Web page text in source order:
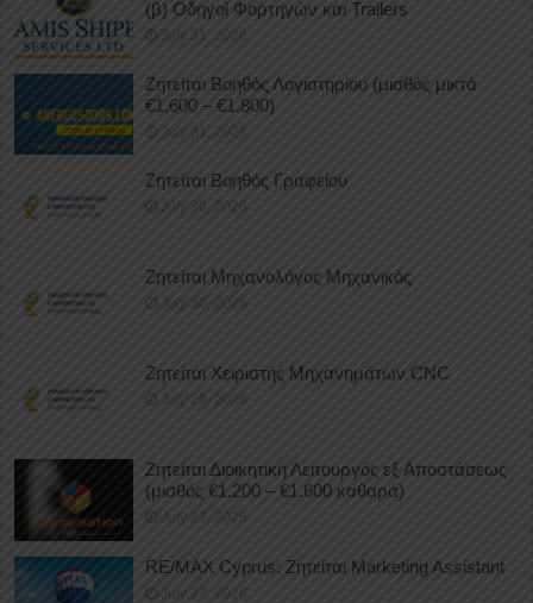
(β) Οδηγοί Φορτηγών και Trailers
July 31, 2026
Ζητείται Βοηθός Λογιστηρίου (μισθός μικτά
€1.600 – €1.800)
July 31, 2026
Ζητείται Βοηθός Γραφείου
July 30, 2026
Ζητείται Μηχανολόγος Μηχανικός
July 30, 2026
Ζητείται Χειριστής Μηχανημάτων CNC
July 29, 2026
Ζητείται Διοικητική Λειτουργός εξ Αποστάσεως
(μισθός €1.200 – €1.600 καθαρά)
July 27, 2026
RE/MAX Cyprus: Ζητείται Marketing Assistant
July 27, 2026